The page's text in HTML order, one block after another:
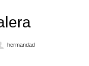
hermandad